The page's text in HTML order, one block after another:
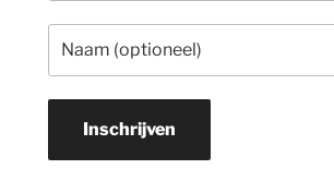
Inschrijven